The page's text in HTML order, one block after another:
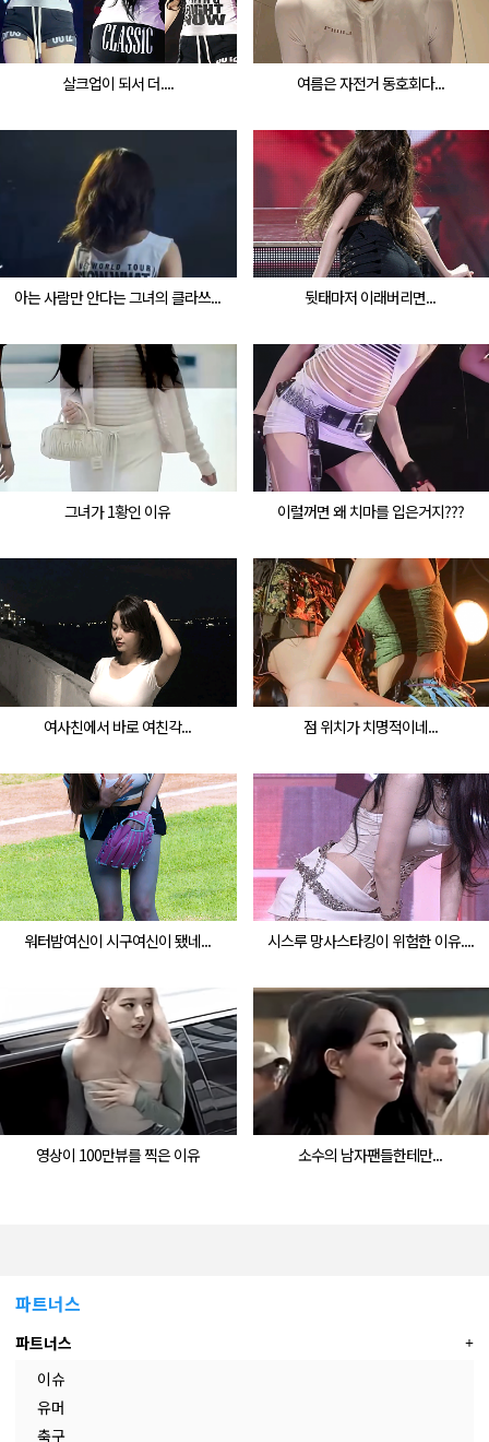
살크업이 되서 더.... 여름은 자전거 동호회다...
아는 사람만 안다는 그녀의 클라쓰... 뒷태마저 이래버리면...
그녀가 1황인 이유 이럴꺼면 왜 치마를 입은거지???
여사친에서 바로 여친각... 점 위치가 치명적이네...
워터밤여신이 시구여신이 됐네... 시스루 망사스타킹이 위험한 이유....
영상이 100만뷰를 찍은 이유 소수의 남자팬들한테만...
파트너스
파트너스
이슈
유머
축구